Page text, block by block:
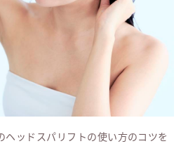
ヘッドスパリフトの使い方のコツを